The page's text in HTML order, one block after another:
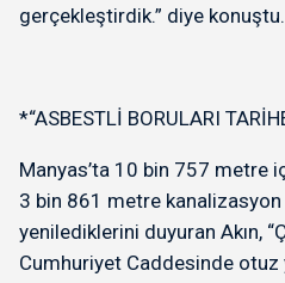
gerçekleştirdik.” diye konuştu.
*“ASBESTLİ BORULARI
Manyas’ta 10 bin 757 metre
3 bin 861 metre kanalizasyon
yenilediklerini duyuran Akın,
Cumhuriyet Caddesinde otuz